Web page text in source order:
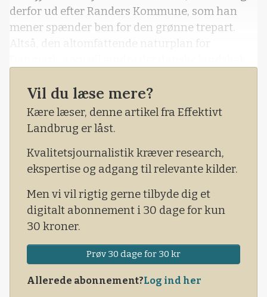
derfor ud efter Randers Kommune, som han
mener spænder ben for den grønne trepart.
Altså, den altomfattende naturplan for
statsministeren hviler på den unikke, danske
model, der bygger på tillid og konsensus på
tværs af samfundsinteresser.
Vil du læse mere?
Kære læser, denne artikel fra Effektivt
Landbrug er låst.
Kvalitetsjournalistik kræver research,
ekspertise og adgang til relevante kilder.
Men vi vil rigtig gerne tilbyde dig et
digitalt abonnement i 30 dage for kun
30 kroner.
Prøv 30 dage for 30 kr
Allerede abonnement?Log ind her